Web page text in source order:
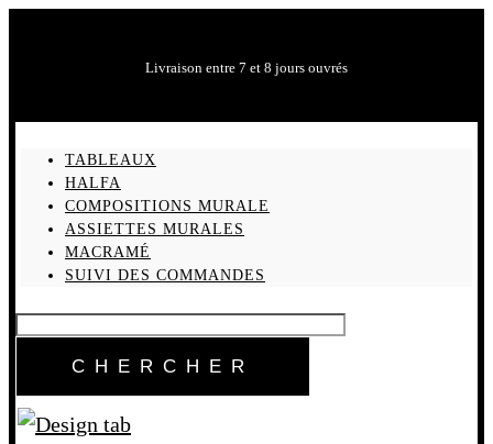
Livraison entre 7 et 8 jours ouvrés
TABLEAUX
HALFA
COMPOSITIONS MURALE
ASSIETTES MURALES
MACRAMÉ
SUIVI DES COMMANDES